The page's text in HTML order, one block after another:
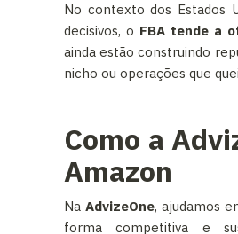
No contexto dos Estados
decisivos, o FBA tende a
ainda estão construindo
nicho ou operações que
Como a
Amazon
Na AdvizeOne, ajudamos
forma competitiva e